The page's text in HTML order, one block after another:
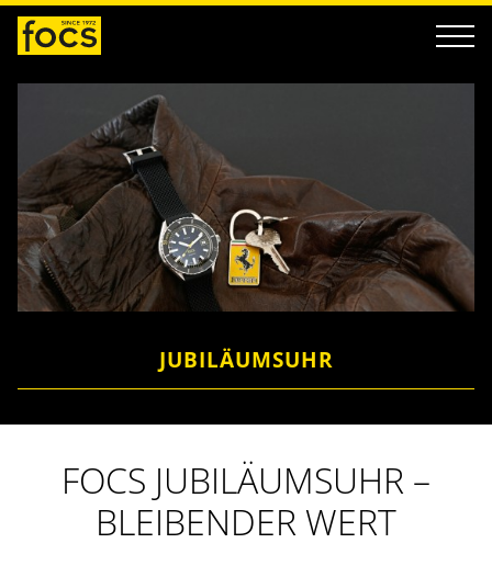
JUBILÄUMSUHR
FOCS JUBILÄUMSUHR –
BLEIBENDER WERT